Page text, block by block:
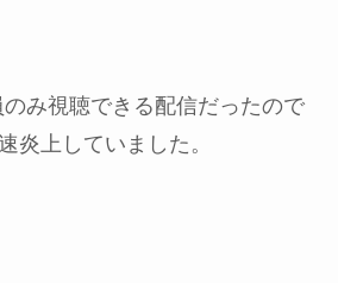
み視聴できる配信だったので
炎上していました。